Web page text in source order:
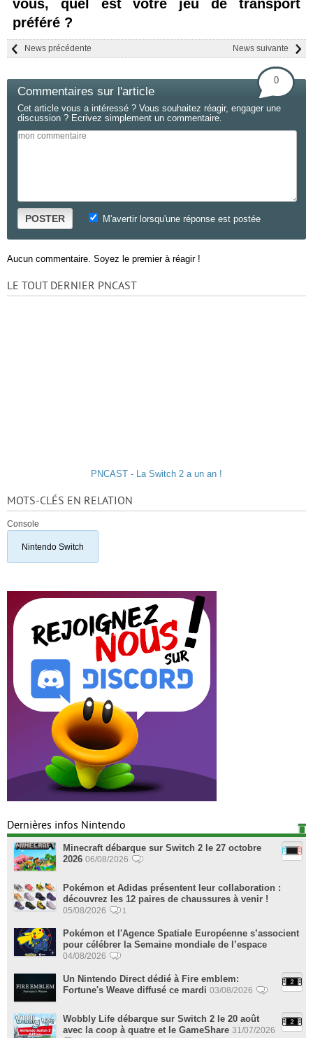
vous, quel est votre jeu de transport
préféré ?
News suivante
News précédente
Commentaires sur l'article
0
Cet article vous a intéressé ? Vous souhaitez réagir, engager une
discussion ? Ecrivez simplement un commentaire.
POSTER M'avertir lorsqu'une réponse est postée
Aucun commentaire. Soyez le premier à réagir !
LE TOUT DERNIER PNCAST
PNCAST - La Switch 2 a un an !
MOTS-CLÉS EN RELATION
Console
Nintendo Switch
Dernières infos Nintendo
Minecraft débarque sur Switch 2 le 27 octobre
2026 06/08/2026
Pokémon et Adidas présentent leur collaboration :
découvrez les 12 paires de chaussures à venir !
05/08/2026 1
Pokémon et l'Agence Spatiale Européenne s’associent
pour célébrer la Semaine mondiale de l’espace
04/08/2026
Un Nintendo Direct dédié à Fire emblem:
Fortune's Weave diffusé ce mardi 03/08/2026
Wobbly Life débarque sur Switch 2 le 20 août
avec la coop à quatre et le GameShare 31/07/2026